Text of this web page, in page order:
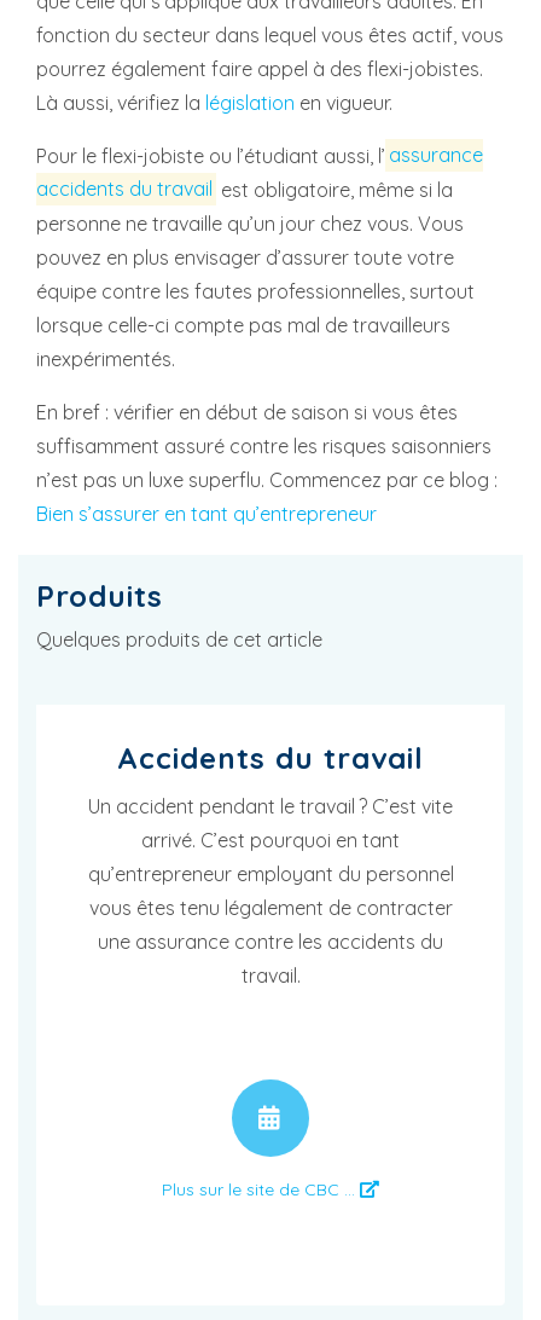
fonction du secteur dans lequel vous êtes actif, vous
pourrez également faire appel à des flexi-jobistes.
Là aussi, vérifiez la législation en vigueur.
Pour le flexi-jobiste ou l’étudiant aussi, l’ assurance
accidents du travail est obligatoire, même si la
personne ne travaille qu’un jour chez vous. Vous
pouvez en plus envisager d’assurer toute votre
équipe contre les fautes professionnelles, surtout
lorsque celle-ci compte pas mal de travailleurs
inexpérimentés.
En bref : vérifier en début de saison si vous êtes
suffisamment assuré contre les risques saisonniers
n’est pas un luxe superflu. Commencez par ce blog :
Bien s’assurer en tant qu’entrepreneur
Produits
Quelques produits de cet article
Accidents du travail
Un accident pendant le travail ? C’est vite
arrivé. C’est pourquoi en tant
qu’entrepreneur employant du personnel
vous êtes tenu légalement de contracter
une assurance contre les accidents du
travail.
Plus sur le site de CBC ...